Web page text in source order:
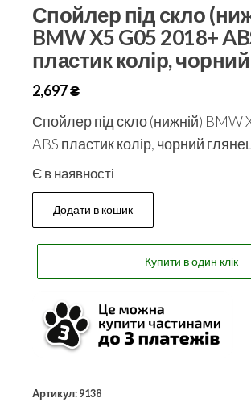
Спойлер під скло
BMW X5 G05 2018+
пластик колір,
2,697₴
Спойлер під скло (нижній) BMW
ABS пластик колір, чорний
Є в наявності
Додати в кошик
Купити в один клік
Артикул: 9138